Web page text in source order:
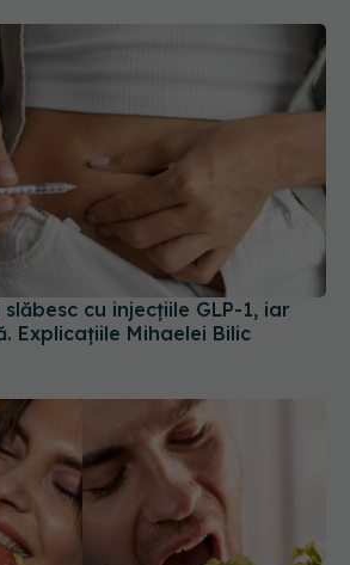
cu injecțiile GLP-1, iar
Explicațiile Mihaelei Bilic